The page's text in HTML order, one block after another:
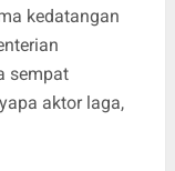
kedatangan
sempat
aktor laga,